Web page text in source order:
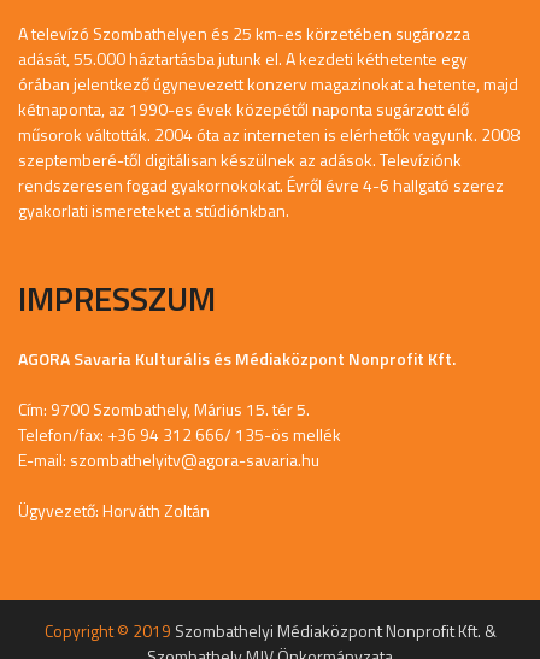
A televízó Szombathelyen és 25 km-es körzetében sugározza
adását, 55.000 háztartásba jutunk el. A kezdeti kéthetente egy
órában jelentkező úgynevezett konzerv magazinokat a hetente, majd
kétnaponta, az 1990-es évek közepétől naponta sugárzott élő
műsorok váltották. 2004 óta az interneten is elérhetők vagyunk. 2008
szeptemberé-től digitálisan készülnek az adások. Televíziónk
rendszeresen fogad gyakornokokat. Évről évre 4-6 hallgató szerez
gyakorlati ismereteket a stúdiónkban.
IMPRESSZUM
AGORA Savaria Kulturális és Médiaközpont Nonprofit Kft.
Cím: 9700 Szombathely, Márius 15. tér 5.
Telefon/fax: +36 94 312 666/ 135-ös mellék
E-mail: szombathelyitv@agora-savaria.hu
Ügyvezető: Horváth Zoltán
Copyright © 2019 Szombathelyi Médiaközpont Nonprofit Kft. &